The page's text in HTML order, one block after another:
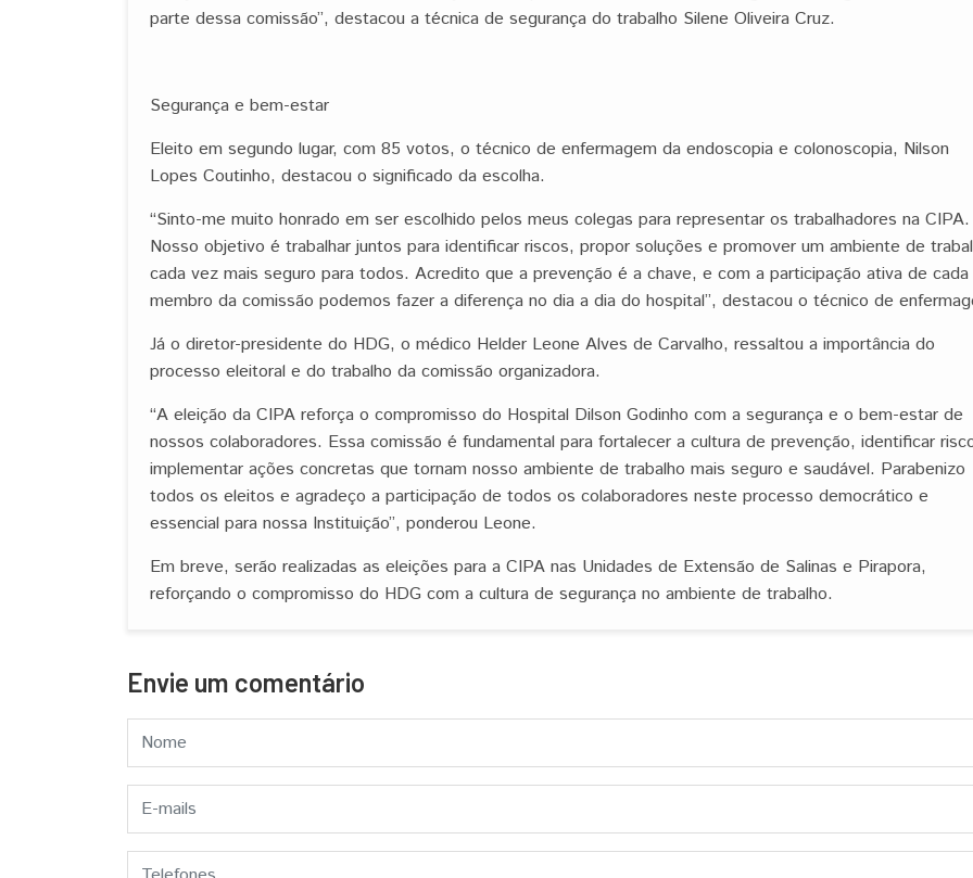
parte dessa comissão”, destacou a técnica de segurança do trabalho Silene Oliveira Cruz.
Segurança e bem-estar
Eleito em segundo lugar, com 85 votos, o técnico de enfermagem da endoscopia e colonoscopia, Nilson
Lopes Coutinho, destacou o significado da escolha.
“Sinto-me muito honrado em ser escolhido pelos meus colegas para representar os trabalhadores na CIPA.
Nosso objetivo é trabalhar juntos para identificar riscos, propor soluções e promover um ambiente de
cada vez mais seguro para todos. Acredito que a prevenção é a chave, e com a participação ativa de cada
membro da comissão podemos fazer a diferença no dia a dia do hospital”, destacou o técnico de
Já o diretor-presidente do HDG, o médico Helder Leone Alves de Carvalho, ressaltou a importância do
processo eleitoral e do trabalho da comissão organizadora.
“A eleição da CIPA reforça o compromisso do Hospital Dilson Godinho com a segurança e o bem-estar de
nossos colaboradores. Essa comissão é fundamental para fortalecer a cultura de prevenção, identificar
implementar ações concretas que tornam nosso ambiente de trabalho mais seguro e saudável. Parabenizo
todos os eleitos e agradeço a participação de todos os colaboradores neste processo democrático e
essencial para nossa Instituição”, ponderou Leone.
Em breve, serão realizadas as eleições para a CIPA nas Unidades de Extensão de Salinas e Pirapora,
reforçando o compromisso do HDG com a cultura de segurança no ambiente de trabalho.
Envie um comentário